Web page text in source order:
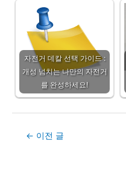
자전거 데칼 선택 가이드 :
개성 넘치는 나만의 자전거
를 완성하세요!
Post← 이전 글